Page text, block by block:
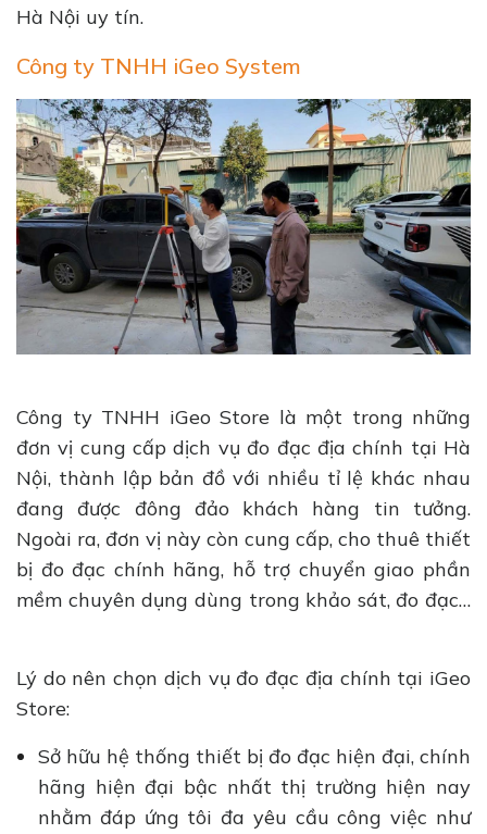
Hà Nội uy tín.
Công ty TNHH iGeo System
Công ty TNHH iGeo Store là một trong những
đơn vị cung cấp dịch vụ đo đạc địa chính tại Hà
Nội, thành lập bản đồ với nhiều tỉ lệ khác nhau
đang được đông đảo khách hàng tin tưởng.
Ngoài ra, đơn vị này còn cung cấp, cho thuê thiết
bị đo đạc chính hãng, hỗ trợ chuyển giao phần
mềm chuyên dụng dùng trong khảo sát, đo đạc…
Lý do nên chọn dịch vụ đo đạc địa chính tại iGeo
Store:
Sở hữu hệ thống thiết bị đo đạc hiện đại, chính
hãng hiện đại bậc nhất thị trường hiện nay
nhằm đáp ứng tôi đa yêu cầu công việc như